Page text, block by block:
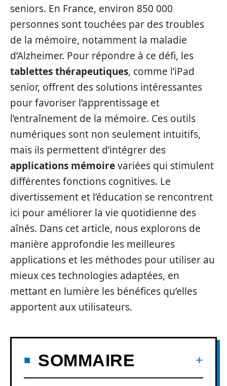
seniors. En France, environ 850 000
personnes sont touchées par des troubles
de la mémoire, notamment la maladie
d’Alzheimer. Pour répondre à ce défi, les
tablettes thérapeutiques, comme l’iPad
senior, offrent des solutions intéressantes
pour favoriser l’apprentissage et
l’entraînement de la mémoire. Ces outils
numériques sont non seulement intuitifs,
mais ils permettent d’intégrer des
applications mémoirevariées qui stimulent
différentes fonctions cognitives. Le
divertissement et l’éducation se rencontrent
ici pour améliorer la vie quotidienne des
aînés. Dans cet article, nous explorons de
manière approfondie les meilleures
applications et les méthodes pour utiliser au
mieux ces technologies adaptées, en
mettant en lumière les bénéfices qu’elles
apportent aux utilisateurs.
SOMMAIRE